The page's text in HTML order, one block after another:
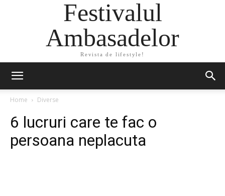
Festivalul
Ambasadelor
Revista de lifestyle!
Home Diverse
6 lucruri care te fac o
persoana neplacuta